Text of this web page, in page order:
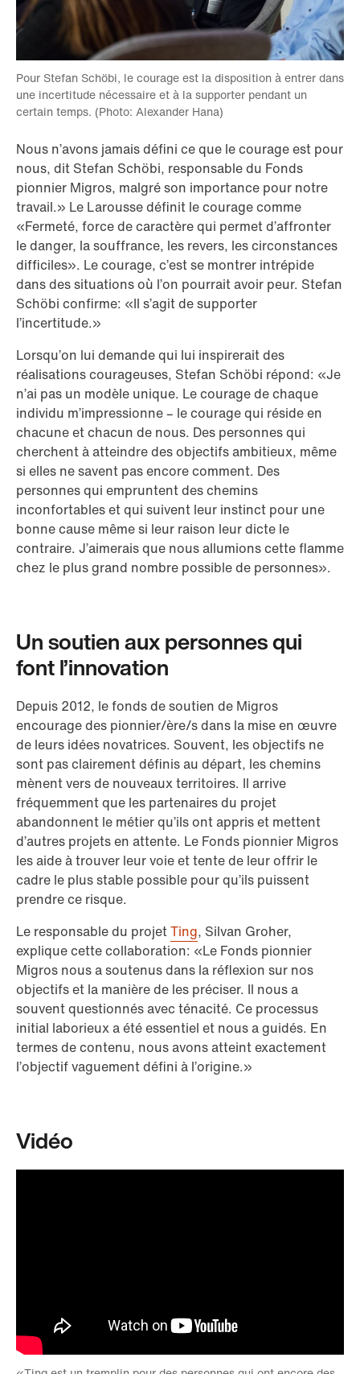
Pour Stefan Schöbi, le courage est la disposition à entrer dans
une incertitude nécessaire et à la supporter pendant un
certain temps. (Photo: Alexander Hana)
Nous n’avons jamais défini ce que le courage est pour
nous, dit Stefan Schöbi, responsable du Fonds
pionnier Migros, malgré son importance pour notre
travail.» Le Larousse définit le courage comme
«Fermeté, force de caractère qui permet d’affronter
le danger, la souffrance, les revers, les circonstances
difficiles». Le courage, c’est se montrer intrépide
dans des situations où l’on pourrait avoir peur. Stefan
Schöbi confirme: «Il s’agit de supporter
l’incertitude.»
Lorsqu’on lui demande qui lui inspirerait des
réalisations courageuses, Stefan Schöbi répond: «Je
n’ai pas un modèle unique. Le courage de chaque
individu m’impressionne – le courage qui réside en
chacune et chacun de nous. Des personnes qui
cherchent à atteindre des objectifs ambitieux, même
si elles ne savent pas encore comment. Des
personnes qui empruntent des chemins
inconfortables et qui suivent leur instinct pour une
bonne cause même si leur raison leur dicte le
contraire. J’aimerais que nous allumions cette flamme
chez le plus grand nombre possible de personnes».
Un soutien aux personnes qui
font l’innovation
Depuis 2012, le fonds de soutien de Migros
encourage des pionnier/ère/s dans la mise en œuvre
de leurs idées novatrices. Souvent, les objectifs ne
sont pas clairement définis au départ, les chemins
mènent vers de nouveaux territoires. Il arrive
fréquemment que les partenaires du projet
abandonnent le métier qu’ils ont appris et mettent
d’autres projets en attente. Le Fonds pionnier Migros
les aide à trouver leur voie et tente de leur offrir le
cadre le plus stable possible pour qu’ils puissent
prendre ce risque.
Le responsable du projetTing, Silvan Groher,
explique cette collaboration: «Le Fonds pionnier
Migros nous a soutenus dans la réflexion sur nos
objectifs et la manière de les préciser. Il nous a
souvent questionnés avec ténacité. Ce processus
initial laborieux a été essentiel et nous a guidés. En
termes de contenu, nous avons atteint exactement
l’objectif vaguement défini à l’origine.»
Vidéo